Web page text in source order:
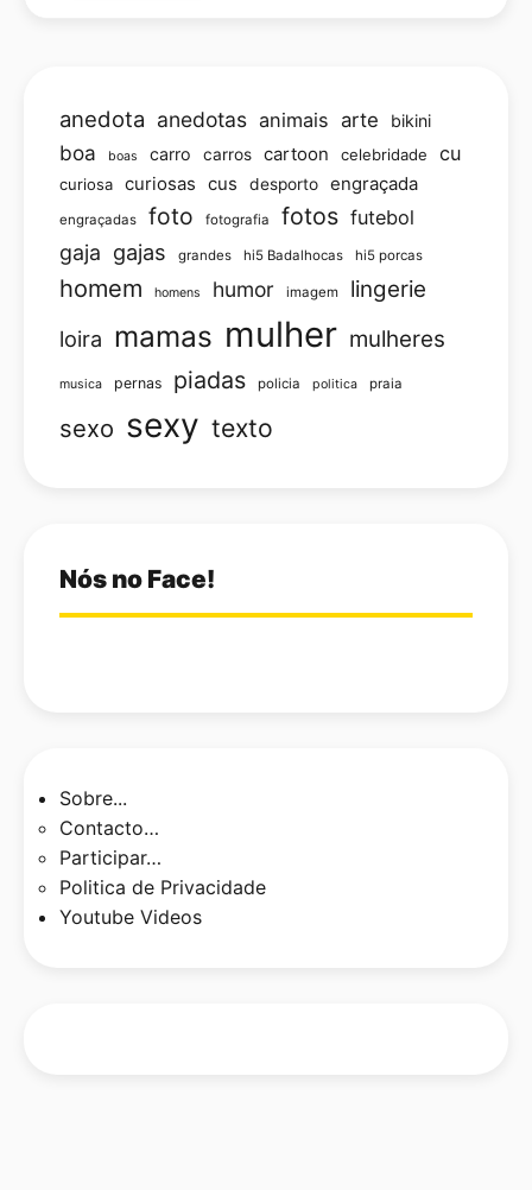
anedota anedotas animais arte bikini
boa boas carro carros cartoon celebridade cu
curiosa curiosas cus desporto engraçada
engraçadas foto fotografia fotos futebol
gaja gajas grandes hi5 Badalhocas hi5 porcas
homem homens humor imagem lingerie
loira mamas mulher mulheres
musica pernas piadas policia politica praia
sexo sexy texto
Nós no Face!
Sobre...
Contacto…
Participar…
Politica de Privacidade
Youtube Videos